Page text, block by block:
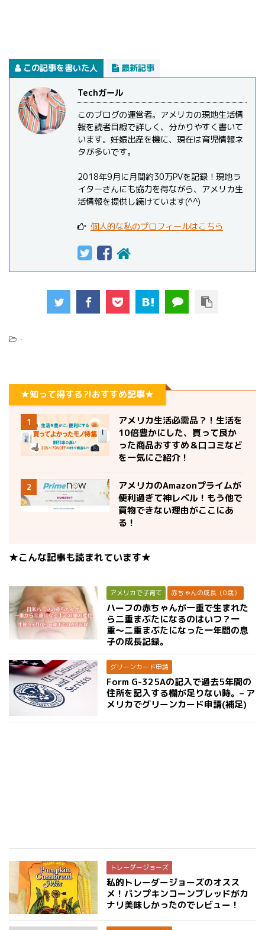
この記事を書いた人 最新記事
Techガール
このブログの運営者。アメリカの現地生活情
報を読者目線で詳しく、分かりやすく書いて
います。妊娠出産を機に、現在は育児情報ネ
タが多いです。
2018年9月に月間約30万PVを記録！現地ラ
イターさんにも協力を得ながら、アメリカ生
活情報を提供し続けています(^^)
個人的な私のプロフィールはこちら
-
★知って得する?!おすすめ記事★
1
アメリカ生活必需品？！生活を
10倍豊かにした、買って良か
った商品おすすめ＆口コミなど
を一気にご紹介！
2
アメリカのAmazonプライムが
便利過ぎて神レベル！もう他で
買物できない理由がここにあ
る！
★こんな記事も読まれています★
アメリカで子育て 赤ちゃんの成長（0歳）
ハーフの赤ちゃんが一重で生まれた
ら二重まぶたになるのはいつ？一
重〜二重まぶたになった一年間の息
子の成長記録。
グリーンカード申請
Form G-325Aの記入で過去5年間の
住所を記入する欄が足りない時。– ア
メリカでグリーンカード申請(補足)
トレーダージョーズ
私的トレーダージョーズのオスス
メ！パンプキンコーンブレッドがカ
ナリ美味しかったのでレビュー！